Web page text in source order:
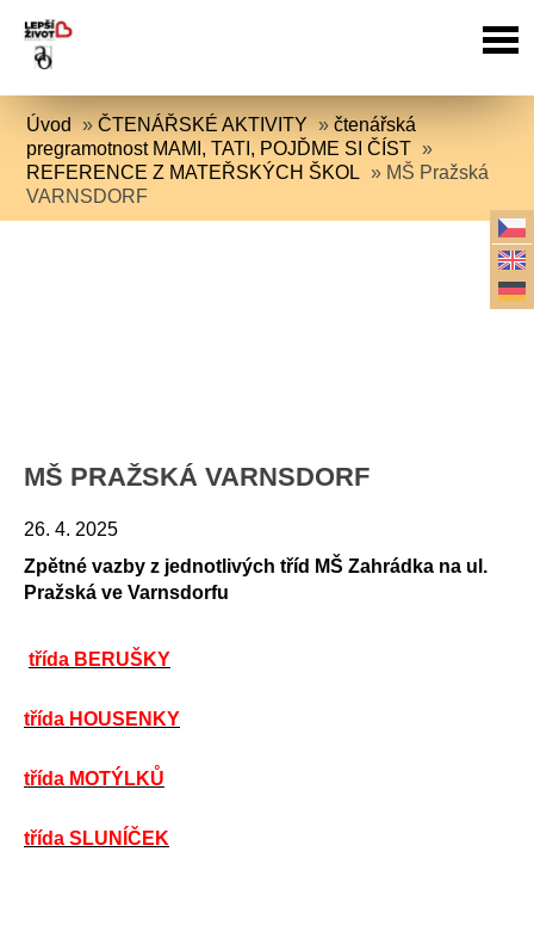
Úvod »ČTENÁŘSKÉ AKTIVITY »čtenářská
pregramotnost MAMI, TATI, POJĎME SI ČÍST »
REFERENCE Z MATEŘSKÝCH ŠKOL » MŠ Pražská
VARNSDORF
MŠ PRAŽSKÁ VARNSDORF
26. 4. 2025
Zpětné vazby z jednotlivých tříd MŠ Zahrádka na ul.
Pražská ve Varnsdorfu
třída BERUŠKY
třída HOUSENKY
třída MOTÝLKŮ
třída SLUNÍČEK